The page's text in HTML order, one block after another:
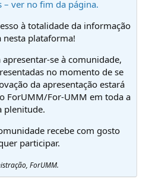
– ver no fim da página.
à totalidade da informação
nesta plataforma!
se à comunidade,
no momento de se
da apresentação estará
ForUMM/For-UMM em toda a
plenitude.
recebe com gosto
participar.
ForUMM.